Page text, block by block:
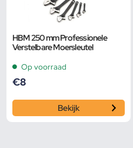
HBM 250 mm Professionele
Verstelbare Moersleutel
Op voorraad
€8
Bekijk